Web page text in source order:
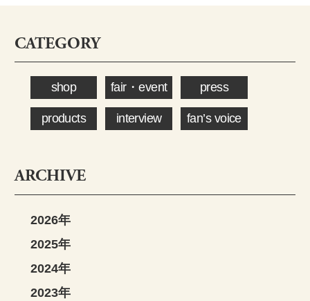
CATEGORY
shop fair・event press
products interview fan’s voice
ARCHIVE
2026年
2025年
2024年
2023年